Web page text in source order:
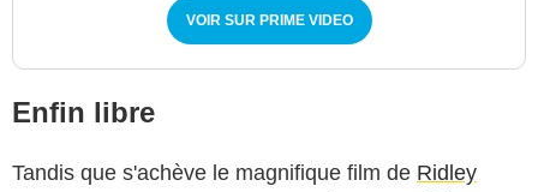
VOIR SUR PRIME VIDEO
Enfin libre
Tandis que s'achève le magnifique film de Ridley